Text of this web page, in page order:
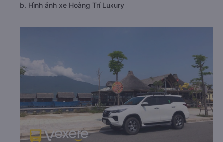
b. Hình ảnh xe Hoàng Trí Luxury